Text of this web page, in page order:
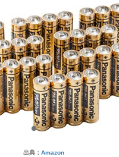
出典： Amazon